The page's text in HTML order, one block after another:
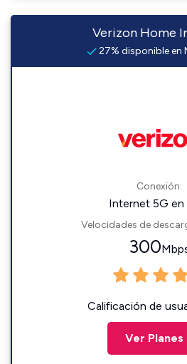
Verizon Home
27% disponible en
Conexión:
Internet 5G en
Velocidades de
300
Calificación de
Ver Planes